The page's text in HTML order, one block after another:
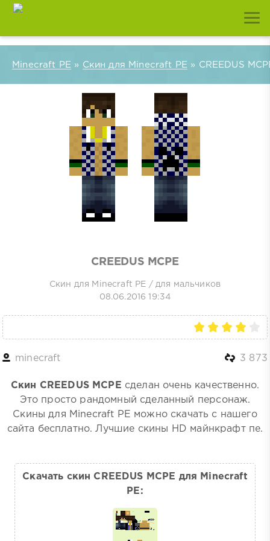
Minecraft PE » Скин для Minecraft PE » CREEDUS
CREEDUS MCPE
Скин для Minecraft PE / для мальчиков
08.06.2016 19:34
minecraft 3 873
Скин CREEDUS MCPE сделан очень качественно.
Это просто рандомный сделанный персонаж.
Скины для Minecraft PE можно скачать с нашего
сайта бесплатно. Лучшие скины HD майнкрафт пе.
Скачать скин CREEDUS MCPE для Minecraft
PE: